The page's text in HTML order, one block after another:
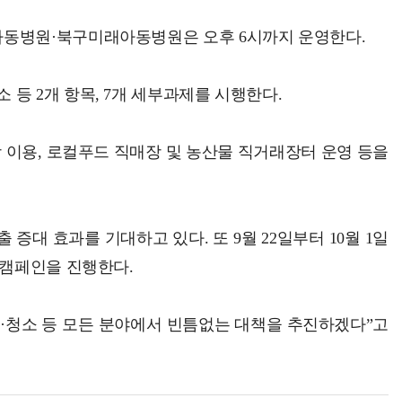
병원·북구미래아동병원은 오후 6시까지 운영한다.
2개 항목, 7개 세부과제를 시행한다.
용, 로컬푸드 직매장 및 농산물 직거래장터 운영 등을
증대 효과를 기대하고 있다. 또 9월 22일부터 10월 1일
페인을 진행한다.
소 등 모든 분야에서 빈틈없는 대책을 추진하겠다”고